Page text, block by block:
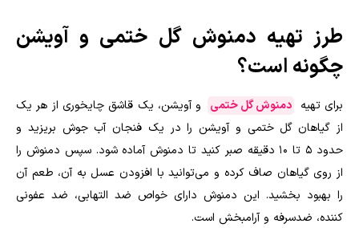
طرز تهیه دمنوش گل ختمی و آویشن
چگونه است؟
برای تهیه دمنوش گل ختمی
و آویشن، یک قاشق چایخوری از هر یک
از گیاهان گل ختمی و آویشن را در یک فنجان آب جوش بریزید و
حدود ۵ تا ۱۰ دقیقه صبر کنید تا دمنوش آماده شود. سپس دمنوش را
از روی گیاهان صاف کرده و می‌توانید با افزودن عسل به آن، طعم آن
را بهبود بخشید. این دمنوش دارای خواص ضد التهابی، ضد عفونی
کننده، ضدسرفه و آرامبخش است.